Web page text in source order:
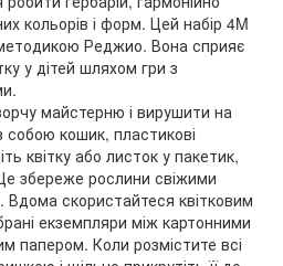
кольорів і форм. Цей набір 4M
Реджио. Вона сприяє
у дітей шляхом гри з
майстерню і вирушити на
собою кошик, пластикові
квітку або листок у пакетик,
збереже рослини свіжими
Вдома скористайтеся квітковим
екземпляри між картонними
папером. Коли розмістите всі